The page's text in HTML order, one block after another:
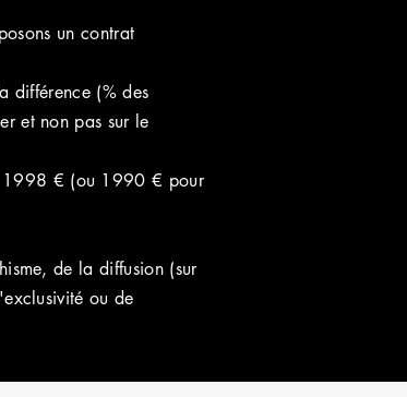
un contrat
différence (% des
et non pas sur le
1998 € (ou 1990 € pour
de la diffusion (sur
ou de